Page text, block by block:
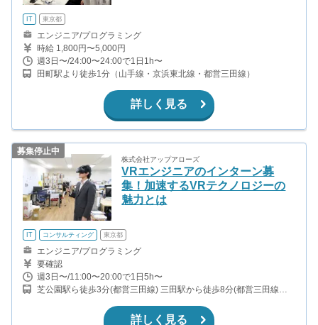
IT 東京都
エンジニア/プログラミング
時給 1,800円〜5,000円
週3日〜/24:00〜24:00で1日1h〜
田町駅より徒歩1分（山手線・京浜東北線・都営三田線）
詳しく見る
募集停止中
株式会社アップアローズ
VRエンジニアのインターン募
集！加速するVRテクノロジーの
魅力とは
IT コンサルティング 東京都
エンジニア/プログラミング
要確認
週3日〜/11:00〜20:00で1日5h〜
芝公園駅ら徒歩3分(都営三田線) 三田駅から徒歩8分(都営三田線、
駅から徒歩10分(山手線、京浜東北線)
詳しく見る